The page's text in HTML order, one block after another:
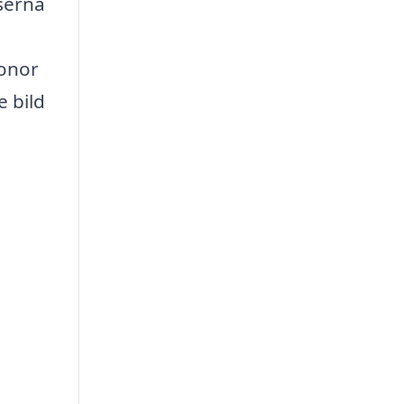
bild